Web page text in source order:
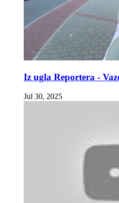
Iz ugla Reportera -
Jul 30, 2025